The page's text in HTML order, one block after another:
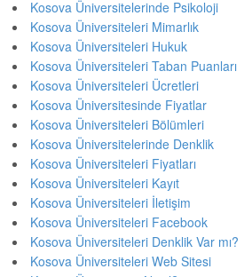
Kosova Üniversitelerinde Psikoloji
Kosova Üniversiteleri Mimarlık
Kosova Üniversiteleri Hukuk
Kosova Üniversiteleri Taban Puanları
Kosova Üniversiteleri Ücretleri
Kosova Üniversitesinde Fiyatlar
Kosova Üniversiteleri Bölümleri
Kosova Üniversitelerinde Denklik
Kosova Üniversiteleri Fiyatları
Kosova Üniversiteleri Kayıt
Kosova Üniversiteleri İletişim
Kosova Üniversiteleri Facebook
Kosova Üniversiteleri Denklik Var mı?
Kosova Üniversiteleri Web Sitesi